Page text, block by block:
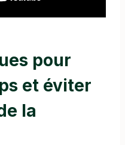
pour
et éviter
la